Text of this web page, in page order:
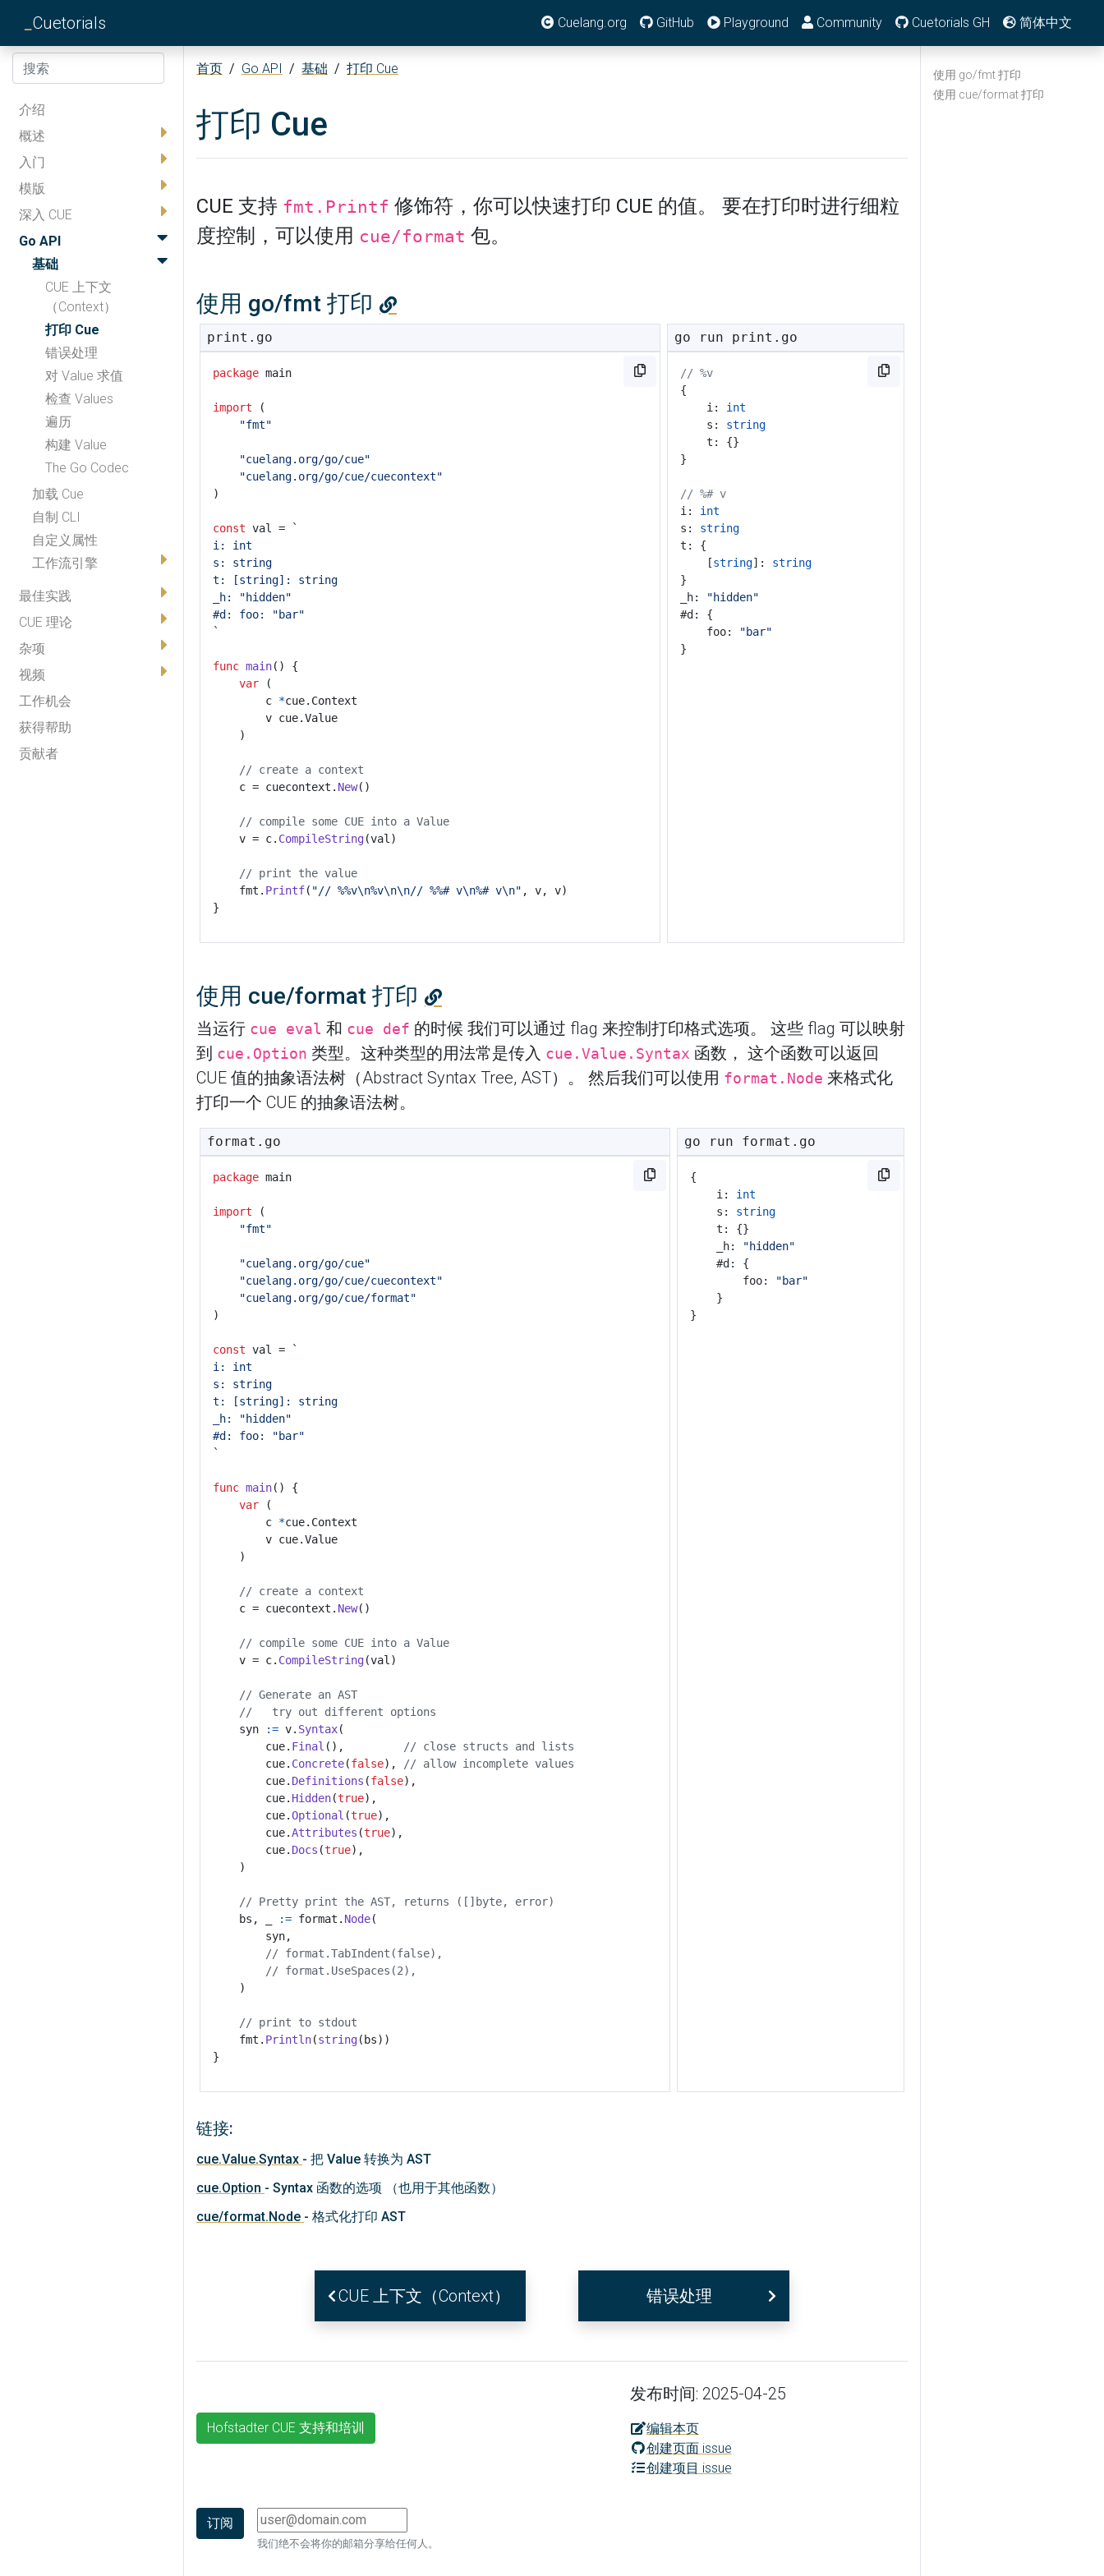
Cuetorials Cuelang.org GitHub Playground Community Cuetorials GH 简体中文
介绍
概述
入门
模版
深入 CUE
Go API
基础
CUE 上下文
（Context）
打印 Cue
错误处理
对 Value 求值
检查 Values
遍历
构建 Value
The Go Codec
加载 Cue
自制 CLI
自定义属性
工作流引擎
最佳实践
CUE 理论
杂项
视频
工作机会
获得帮助
贡献者
使用 go/fmt 打印
使用 cue/format 打印
首页 / Go API / 基础 / 打印 Cue
打印 Cue
CUE 支持 fmt.Printf 修饰符，你可以快速打印 CUE 的值。 要在打印时进行细粒
度控制，可以使用 cue/format 包。
使用 go/fmt 打印
print.go
package main
import
(
"fmt"
"cuelang.org/go/cue"
"cuelang.org/go/cue/cuecontext"
)
const val =
`
func main()
{
var
(
c *cue. Context
v cue.Value
)
// create a context
c = cuecontext . New()
// compile some CUE into a Value
v = c. CompileString(val )
// print the value
fmt . Printf( "// %%v\n%v\n\n// %%# v\n%# v\n" , v, v)
}
go run print.go
// %v
{
	i:
int
	s:
string
	t: {}
}
// %# v
i: int
s: string
t: {
	[
string]: string
}
_h:
"hidden"
#d: {
	foo:
"bar"
}
使用 cue/format 打印
当运行 cue eval 和 cue def 的时候 我们可以通过 flag 来控制打印格式选项。 这些 flag 可以映射
到 cue.Option 类型。这种类型的用法常是传入 cue.Value.Syntax 函数， 这个函数可以返回
CUE 值的抽象语法树（Abstract Syntax Tree, AST）。 然后我们可以使用 format.Node 来格式化
打印一个 CUE 的抽象语法树。
format.go
package main
import
(
"fmt"
"cuelang.org/go/cue"
"cuelang.org/go/cue/cuecontext"
"cuelang.org/go/cue/format"
)
const val =
`
func main()
{
var
(
c *cue. Context
v cue.Value
)
// create a context
c = cuecontext . New()
// compile some CUE into a Value
v = c. CompileString(val )
// Generate an AST
//   try out different options
syn
:= v. Syntax(
cue. Final (),
// close structs and lists
cue. Concrete(false),
// allow incomplete values
cue. Definitions (false),
cue. Hidden(true),
cue.Optional (true),
cue.Attributes (true),
cue. Docs (true),
)
// Pretty print the AST, returns ([]byte, error)
bs , := format . Node(
syn,
// format.TabIndent(false),
// format.UseSpaces(2),
)
// print to stdout
fmt . Println(string( bs))
}
go run format.go
{
	i:
int
	s:
string
	t: {}
	_h:
"hidden"
	#d: {
		foo:
"bar"
	}
}
链接:
cue.Value.Syntax - 把 Value 转换为 AST
cue.Option - Syntax 函数的选项 （也用于其他函数）
cue/format.Node - 格式化打印 AST
CUE 上下文（Context） 错误处理
Hofstadter CUE 支持和培训
发布时间: 2025-04-25
编辑本页
创建页面 issue
创建项目 issue
我们绝不会将你的邮箱分享给任何人。